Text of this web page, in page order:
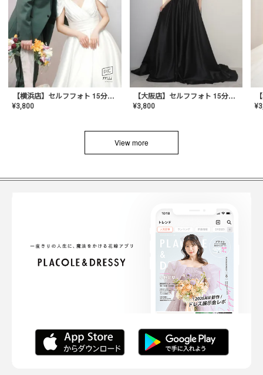
【横浜店】セルフフォト 15分撮り放題プラン
¥3,800
【大阪店】セルフフォト 15分撮り放題プラン
¥3,800 ¥
View more